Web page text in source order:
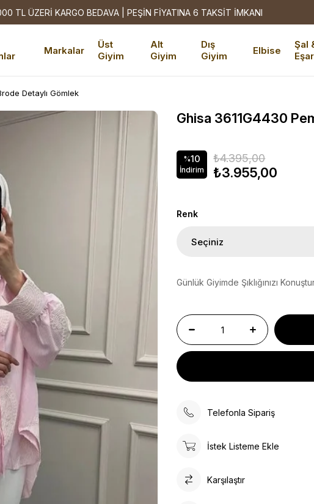
TL ÜZERİ KARGO BEDAVA | PEŞİN FİYATINA 6 TAKSİT İMKANI
Markalar
Üst
Giyim
Alt
Giyim
Dış
Giyim
Elbise
Şal
Detaylı Gömlek
Ghisa 3611G4430
%10
İndirim
₺4.395,00
₺3.955,00
Renk
Günlük Giyimde Şıklığınızı
Telefonla Sipariş
İstek Listeme Ekle
Karşılaştır